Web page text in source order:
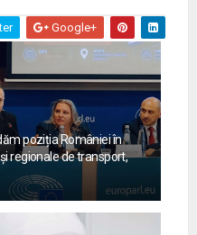
Google+
poziția României în
regionale de transport,